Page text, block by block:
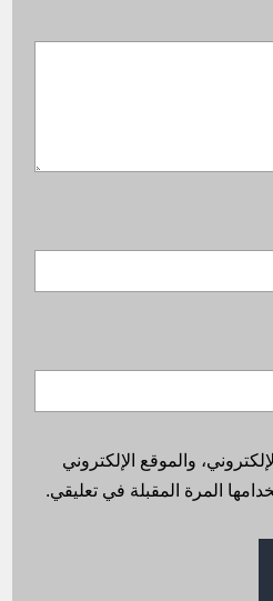
والموقع الإلكتروني
المرة المقبلة في تعليقي.